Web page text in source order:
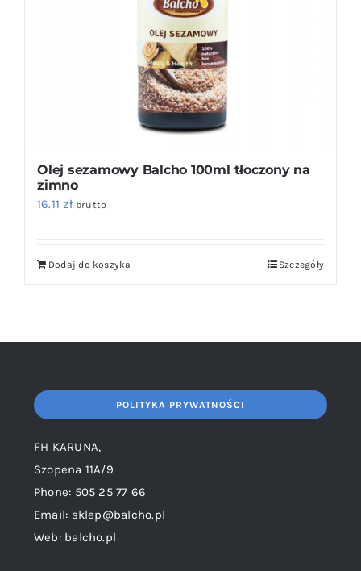
Olej sezamowy Balcho 100ml tłoczony na
zimno
16.11zł brutto
Dodaj do koszyka Szczegóły
POLITYKA PRYWATNOŚCI
FH KARUNA,
Szopena 11A/9
Phone: 505 25 77 66
Email: sklep@balcho.pl
Web: balcho.pl